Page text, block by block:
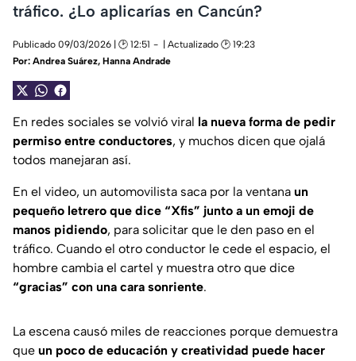
tráfico. ¿Lo aplicarías en Cancún?
Publicado 09/03/2026 | 🕑 12:51
| Actualizado 🕑 19:23
Por: Andrea Suárez, Hanna Andrade
En redes sociales se volvió viral la nueva forma de pedir
permiso entre conductores, y muchos dicen que ojalá
todos manejaran así.
En el video, un automovilista saca por la ventana un
pequeño letrero que dice “Xfis” junto a un emoji de
manos pidiendo, para solicitar que le den paso en el
tráfico. Cuando el otro conductor le cede el espacio, el
hombre cambia el cartel y muestra otro que dice
“gracias” con una cara sonriente.
La escena causó miles de reacciones porque demuestra
que un poco de educación y creatividad puede hacer